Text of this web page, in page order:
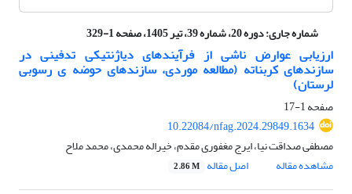
شماره جاری:دوره 20، شماره 39، تیر 1405، صفحه 1-329
ارزیابی عوارض ناشی از فرآیندهای دیاژنتیکی تدفینی در
سازندهای کربناته (مطالعه موردی، سازندهای حوضه­ ی رسوبی
لرستان)
صفحه1-17
10.22084/nfag.2024.29849.1634
مصطفی صداقت نیا، ایرج مغفوری مقدم، خیراله محمدی، محمد ملاح
مشاهده مقاله
اصل مقاله 2.86 M